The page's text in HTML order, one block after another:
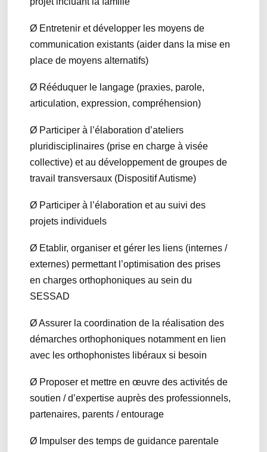
Ø Entretenir et développer les moyens de
communication existants (aider dans la mise en
place de moyens alternatifs)
Ø Rééduquer le langage (praxies, parole,
articulation, expression, compréhension)
Ø Participer à l’élaboration d’ateliers
pluridisciplinaires (prise en charge à visée
collective) et au développement de groupes de
travail transversaux (Dispositif Autisme)
Ø Participer à l’élaboration et au suivi des
projets individuels
Ø Etablir, organiser et gérer les liens (internes /
externes) permettant l’optimisation des prises
en charges orthophoniques au sein du
SESSAD
Ø Assurer la coordination de la réalisation des
démarches orthophoniques notamment en lien
avec les orthophonistes libéraux si besoin
Ø Proposer et mettre en œuvre des activités de
soutien / d’expertise auprès des professionnels,
partenaires, parents / entourage
Ø Impulser des temps de guidance parentale